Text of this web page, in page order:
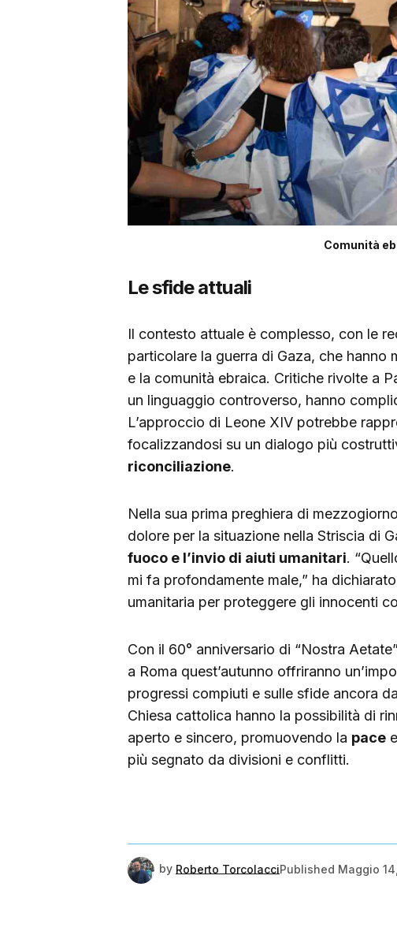
Comunità
Le sfide attuali
Il contesto attuale è complesso, con le
particolare la guerra di Gaza, che hanno
e la comunità ebraica. Critiche rivolte a
un linguaggio controverso, hanno
L’approccio di Leone XIV potrebbe
focalizzandosi su un dialogo più
riconciliazione.
Nella sua prima preghiera di
dolore per la situazione nella Striscia di
fuoco e l’invio di aiuti umanitari.
mi fa profondamente male,” ha
umanitaria per proteggere gli innocenti
Con il 60° anniversario di “Nostra
a Roma quest’autunno offriranno
progressi compiuti e sulle sfide ancora
Chiesa cattolica hanno la possibilità di
aperto e sincero, promuovendo la pace
più segnato da divisioni e conflitti.
by Roberto TorcolacciPublished Maggio